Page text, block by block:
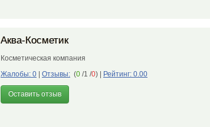
Аква-Косметик
Косметическая компания
Жалобы: 0
Отзывы: (0 /1 /0) Рейтинг: 0.00
Оставить отзыв